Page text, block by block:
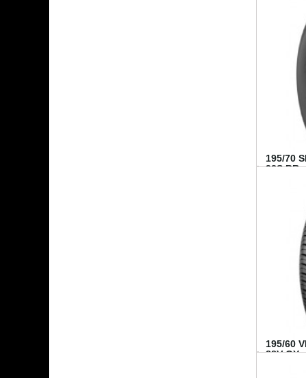
195/70
92S
195/60
88V GY...